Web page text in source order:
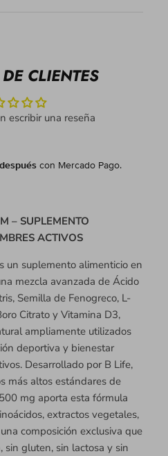
CLIENTES
escribir una reseña
con Mercado Pago.
– SUPLEMENTO
ACTIVOS
un suplemento alimenticio en
mezcla avanzada de Ácido
Semilla de Fenogreco, L-
Citrato y Vitamina D3,
ampliamente utilizados
deportiva y bienestar
Desarrollado por B Life,
más altos estándares de
mg aporta esta fórmula
extractos vegetales,
composición exclusiva que
sin gluten, sin lactosa y sin